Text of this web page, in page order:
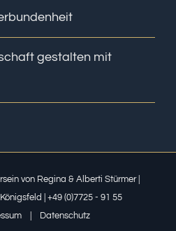
gestalten mit
von Regina & Alberti Stürmer |
| +49 (0)7725 - 91 55
Datenschutz